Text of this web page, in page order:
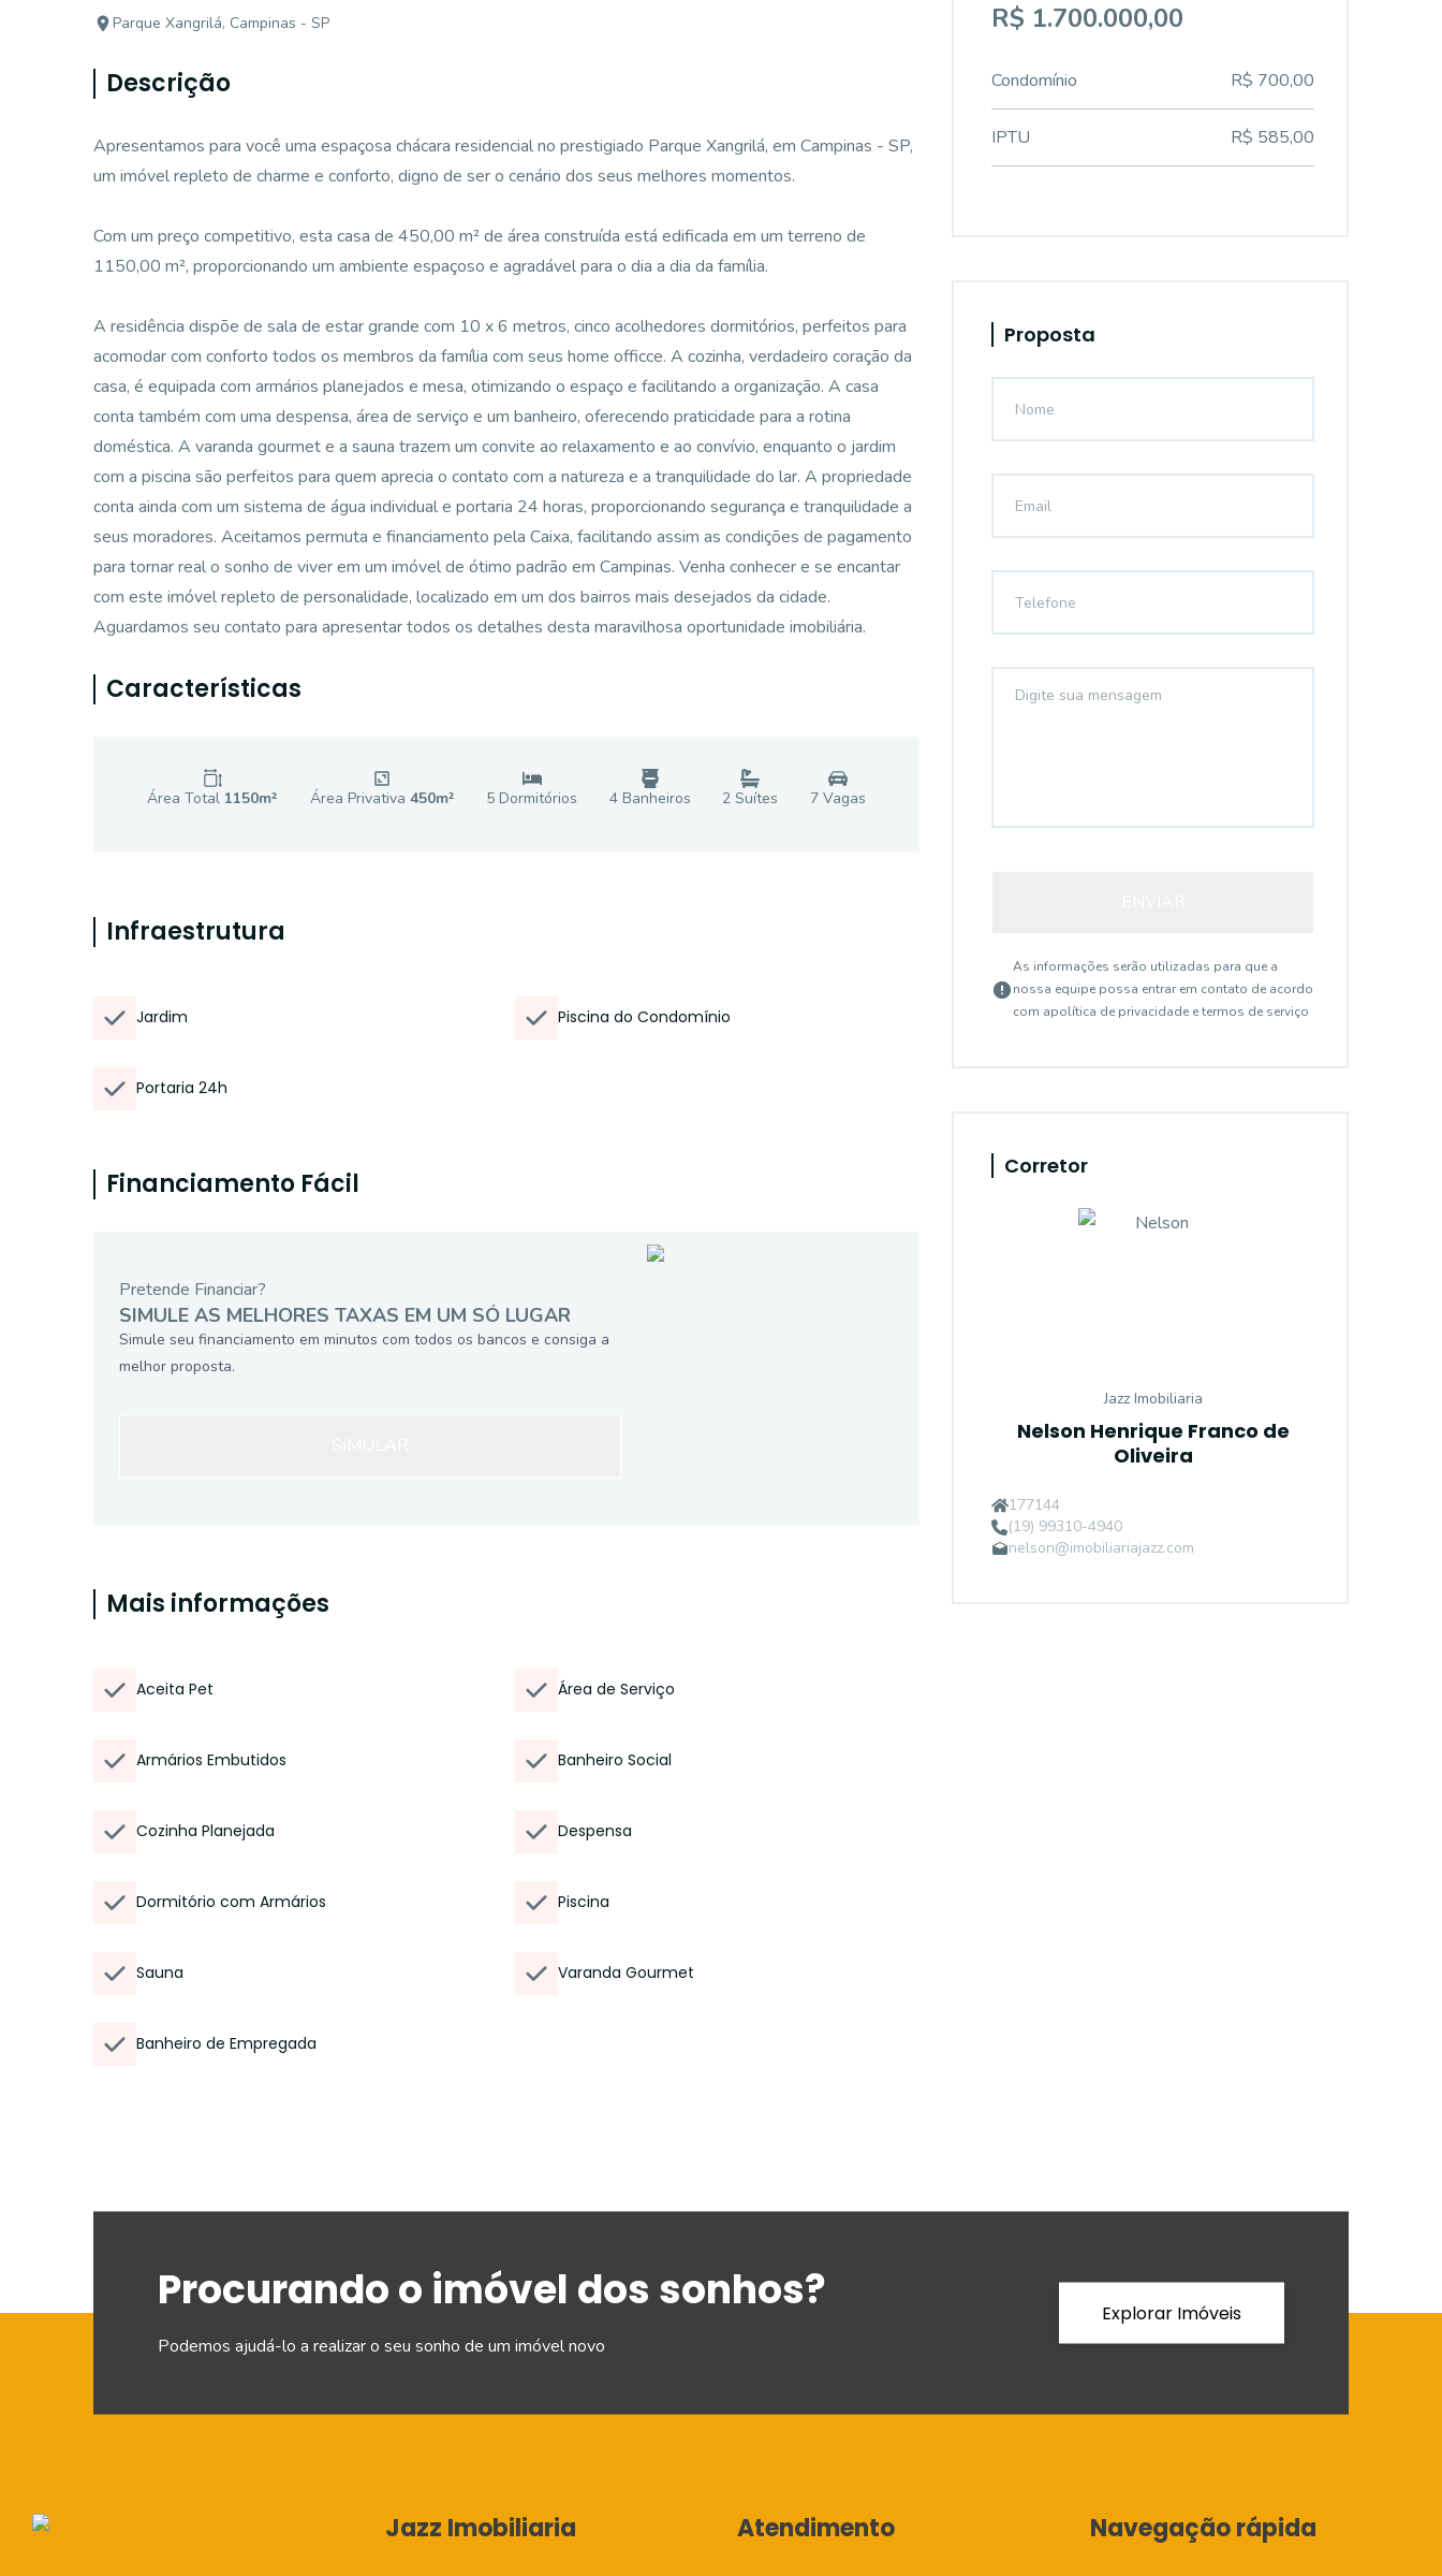
Parque Xangrilá, Campinas - SP
Descrição
Apresentamos para você uma espaçosa chácara residencial no prestigiado Parque Xangrilá, em Campinas - SP,
um imóvel repleto de charme e conforto, digno de ser o cenário dos seus melhores momentos.
Com um preço competitivo, esta casa de 450,00 m² de área construída está edificada em um terreno de
1150,00 m², proporcionando um ambiente espaçoso e agradável para o dia a dia da família.
A residência dispõe de sala de estar grande com 10 x 6 metros, cinco acolhedores dormitórios, perfeitos para
acomodar com conforto todos os membros da família com seus home officce. A cozinha, verdadeiro coração da
casa, é equipada com armários planejados e mesa, otimizando o espaço e facilitando a organização. A casa
conta também com uma despensa, área de serviço e um banheiro, oferecendo praticidade para a rotina
doméstica. A varanda gourmet e a sauna trazem um convite ao relaxamento e ao convívio, enquanto o jardim
com a piscina são perfeitos para quem aprecia o contato com a natureza e a tranquilidade do lar. A propriedade
conta ainda com um sistema de água individual e portaria 24 horas, proporcionando segurança e tranquilidade a
seus moradores. Aceitamos permuta e financiamento pela Caixa, facilitando assim as condições de pagamento
para tornar real o sonho de viver em um imóvel de ótimo padrão em Campinas. Venha conhecer e se encantar
com este imóvel repleto de personalidade, localizado em um dos bairros mais desejados da cidade.
Aguardamos seu contato para apresentar todos os detalhes desta maravilhosa oportunidade imobiliária.
Características
Área Total 1150m² Área Privativa 450m² 5 Dormitórios 4Banheiros 2 Suítes 7Vagas
Infraestrutura
Jardim Piscina do Condomínio
Portaria 24h
Financiamento Fácil
Pretende Financiar?
SIMULE AS MELHORES TAXAS EM UM SÓ LUGAR
Simule seu financiamento em minutos com todos os bancos e consiga a
melhor proposta.
Mais informações
Aceita Pet Área de Serviço
Armários Embutidos Banheiro Social
Cozinha Planejada Despensa
Dormitório com Armários Piscina
Sauna Varanda Gourmet
Banheiro de Empregada
R$ 1.700.000,00
Condomínio R$ 700,00
IPTU R$ 585,00
Proposta
As informações serão utilizadas para que a
nossa equipe possa entrar em contato de acordo
com apolítica de privacidade e termos de serviço
Corretor
Jazz Imobiliaria
Nelson Henrique Franco de
Oliveira
177144
(19) 99310-4940
nelson@imobiliariajazz.com
Procurando o imóvel dos sonhos?
Podemos ajudá-lo a realizar o seu sonho de um imóvel novo
Explorar Imóveis
Jazz Imobiliaria Atendimento Navegação rápida